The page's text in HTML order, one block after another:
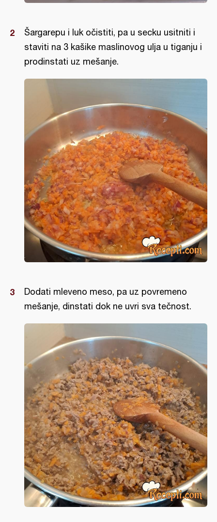
Šargarepu i luk očistiti, pa u secku usitniti i
staviti na 3 kašike maslinovog ulja u tiganju i
prodinstati uz mešanje.
Dodati mleveno meso, pa uz povremeno
mešanje, dinstati dok ne uvri sva tečnost.